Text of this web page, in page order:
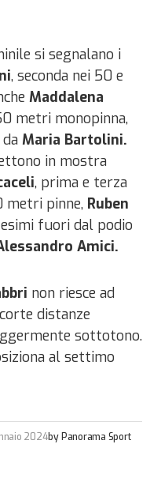
si segnalano i
, seconda nei 50 e
Maddalena
metri monopinna,
Maria Bartolini.
in mostra
, prima e terza
metri pinne, Ruben
fuori dal podio
Amici.
non riesce ad
distanze
sottotono.
al settimo
2024by Panorama Sport